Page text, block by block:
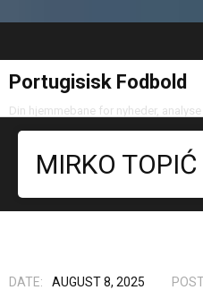
Portugisisk Fodbold
Din hjemmebane for nyheder,
MIRKO TOPIĆ
DATE: AUGUST 8, 2025